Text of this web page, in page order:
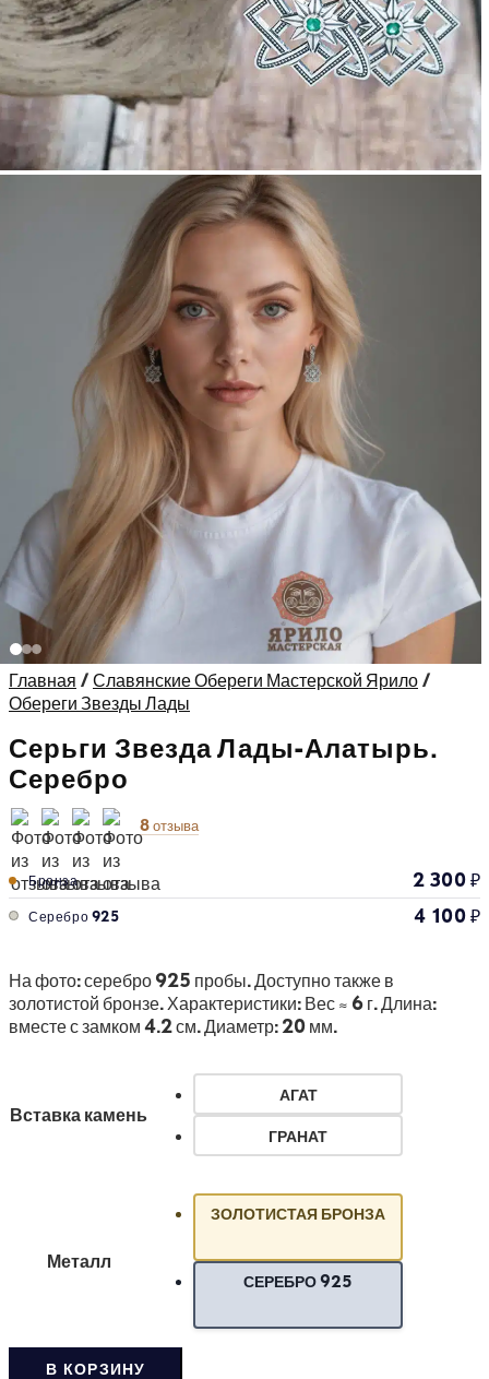
Главная /Славянские Обереги Мастерской Ярило/
Обереги Звезды Лады
Серьги Звезда Лады-Алатырь.
Серебро
8 отзыва
Бронза 2 300₽
Серебро 925 4 100₽
На фото: серебро 925 пробы. Доступно также в
золотистой бронзе. Характеристики: Вес ≈ 6 г. Длина:
вместе с замком 4.2 см. Диаметр: 20 мм.
Вставка камень
АГАТ
ГРАНАТ
Металл
ЗОЛОТИСТАЯ БРОНЗА
СЕРЕБРО 925
В КОРЗИНУ